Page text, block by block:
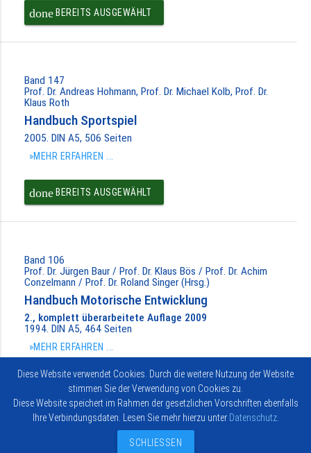
doneBEREITS AUSGEWÄHLT
Band 147
Prof. Dr. Andreas Hohmann, Prof. Dr. Michael Kolb, Prof. Dr.
Klaus Roth
Handbuch Sportspiel
2005. DIN A5, 506 Seiten
»MEHR ERFAHREN ...
doneBEREITS AUSGEWÄHLT
Band 106
Prof. Dr. Jürgen Baur / Prof. Dr. Klaus Bös / Prof. Dr. Achim
Conzelmann / Prof. Dr. Roland Singer (Hrsg.)
Handbuch Motorische Entwicklung
2., komplett überarbeitete Auflage 2009
1994. DIN A5, 464 Seiten
»MEHR ERFAHREN ...
BEREITS AUSGEWÄHLT
Impressum Vertrag widerrufen
© 2026
Hofmann-
Kontakt
Diese Website verwendet Cookies. Durch die weitere Nutzung der Website
stimmen Sie der Verwendung von Cookies zu.
Diese Website speichert im Rahmen der gesetzlichen Vorschriften ebenfalls
Ihre Verbindungsdaten. Lesen Sie mehr hierzu unter Datenschutz.
SCHLIESSEN